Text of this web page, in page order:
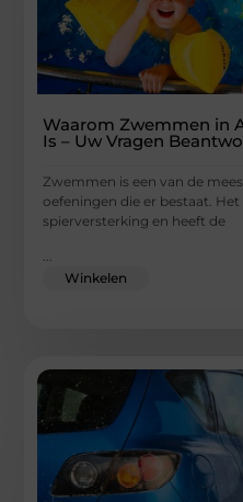
Waarom Zwemmen in
Is – Uw Vragen
Zwemmen is een van de
oefeningen die er bestaat.
spierversterking en heeft de
...
Winkelen